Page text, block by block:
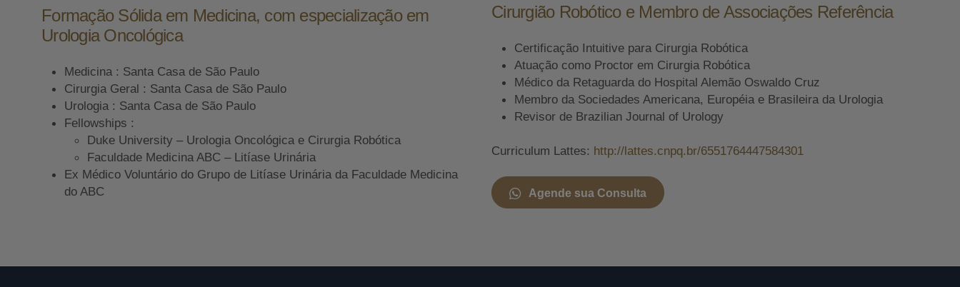
Formação Sólida em Medicina, com especialização em
Urologia Oncológica
Medicina : Santa Casa de São Paulo
Cirurgia Geral : Santa Casa de São Paulo
Urologia : Santa Casa de São Paulo
Fellowships :
Duke University – Urologia Oncológica e Cirurgia Robótica
Faculdade Medicina ABC – Litíase Urinária
Ex Médico Voluntário do Grupo de Litíase Urinária da Faculdade Medicina
do ABC
Cirurgião Robótico e Membro de Associações Referência
Certificação Intuitive para Cirurgia Robótica
Atuação como Proctor em Cirurgia Robótica
Médico da Retaguarda do Hospital Alemão Oswaldo Cruz
Membro da Sociedades Americana, Européia e Brasileira da Urologia
Revisor de Brazilian Journal of Urology
Curriculum Lattes: http://lattes.cnpq.br/6551764447584301
Agende sua Consulta